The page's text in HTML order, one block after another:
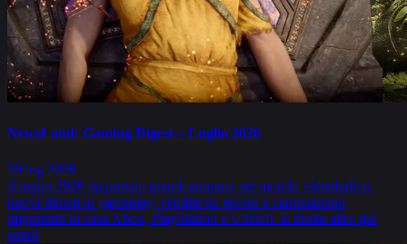
NewsLand: Gaming Digest – Luglio 2026
30 lug 2026
Il luglio 2026 ha portato grandi annunci nel mondo videoludico,
nuovi filmati di gameplay, vendite da record e cambiamenti
importanti in casa Xbox, PlayStation e Ubisoft. E molto altro qui
sotto!